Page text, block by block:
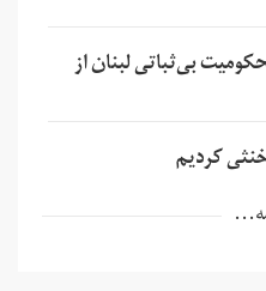
بی‌ثباتی لبنان از
کردیم